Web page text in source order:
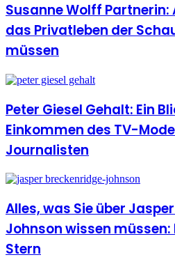
Susanne Wolff Partnerin:
das Privatleben der
müssen
Peter Giesel Gehalt: Ein
Einkommen des TV-
Journalisten
Alles, was Sie über
Johnson wissen
Stern